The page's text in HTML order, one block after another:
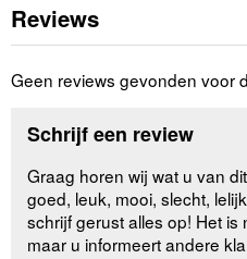
Reviews
Geen reviews gevonden voor
Schrijf een review
Graag horen wij wat u van
goed, leuk, mooi, slecht,
schrijf gerust alles op! Het
maar u informeert andere